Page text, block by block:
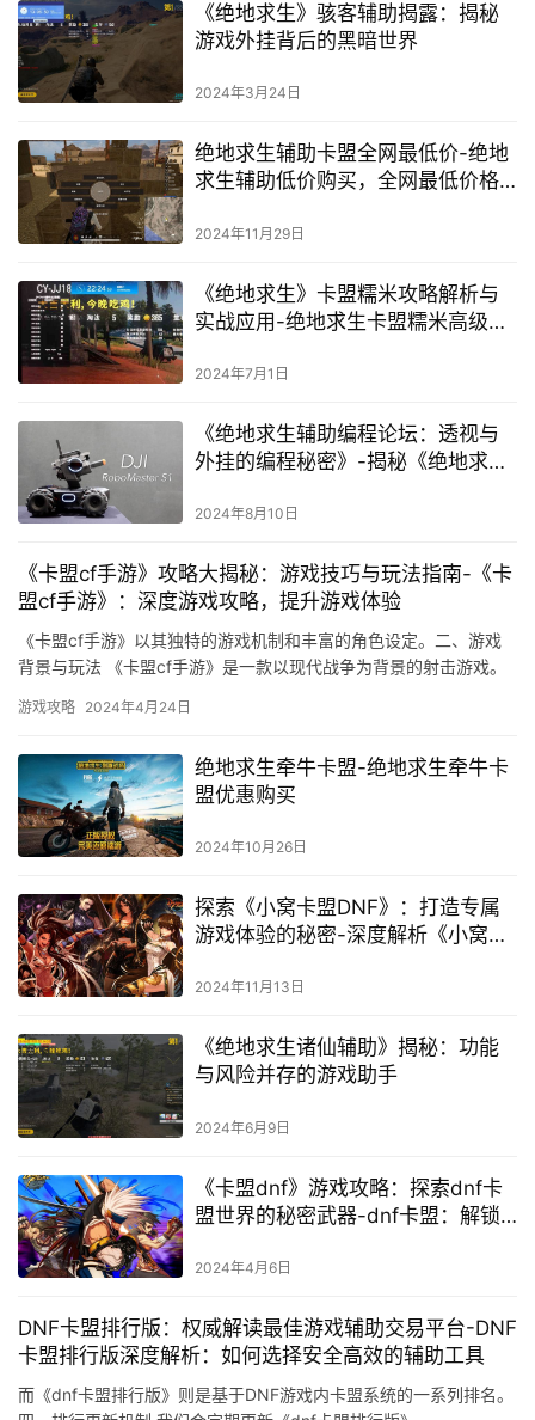
《绝地求生》骇客辅助揭露：揭秘
游戏外挂背后的黑暗世界
2024年3月24日
绝地求生辅助卡盟全网最低价-绝地
求生辅助低价购买，全网最低价格
2024年11月29日
《绝地求生》卡盟糯米攻略解析与
实战应用-绝地求生卡盟糯米高级玩
2024年7月1日
《绝地求生辅助编程论坛：透视与
外挂的编程秘密》-揭秘《绝地求
内存修改的深度探索
2024年8月10日
《卡盟cf手游》攻略大揭秘：游戏技巧与玩法指南-《卡
盟cf手游》：深度游戏攻略，提升游戏体验
《卡盟cf手游》以其独特的游戏机制和丰富的角色设定。二、游戏
背景与玩法 《卡盟cf手游》是一款以现代战争为背景的射击游戏。
游戏攻略 2024年4月24日
绝地求生牵牛卡盟-绝地求生牵牛卡
盟优惠购买
2024年10月26日
探索《小窝卡盟DNF》：打造专属
游戏体验的秘密-深度解析《小窝卡
2024年11月13日
《绝地求生诸仙辅助》揭秘：功能
与风险并存的游戏助手
2024年6月9日
《卡盟dnf》游戏攻略：探索dnf卡
盟世界的秘密武器-dnf卡盟：解锁
2024年4月6日
DNF卡盟排行版：权威解读最佳游戏辅助交易平台-DNF
卡盟排行版深度解析：如何选择安全高效的辅助工具
而《dnf卡盟排行版》则是基于DNF游戏内卡盟系统的一系列排名。